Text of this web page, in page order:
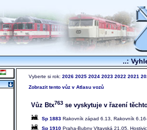
..:
Vyberte si rok: 2026 2025 2024 2023 2022 2021
Zobrazit tento vůz v Atlasu vozů
Vůz Btx763 se vyskytuje v řazení
Sp 1883 Rakovník západ 6.13, Rakovník
Sp 1910 Praha-Bubny Vltavská 21.05,